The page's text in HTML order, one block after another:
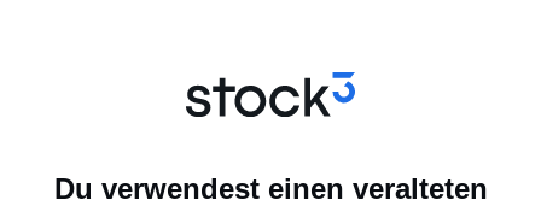
Du verwendest einen veralteten